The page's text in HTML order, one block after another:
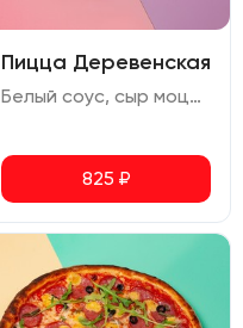
Пицца Деревенская
Белый соус, сыр моцарелла, бекон, охотничьи колбаски, помидор, сыр чеддер, огурец маринованный, лук репчатый, орегано
825 ₽